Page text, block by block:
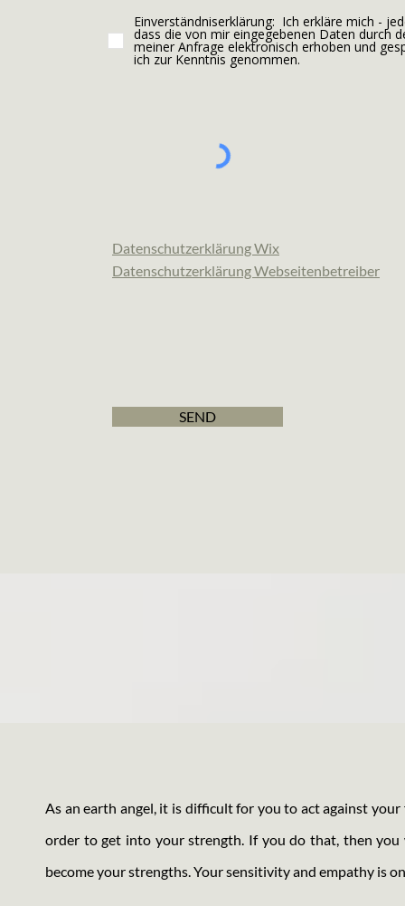
Einverständniserklärung: ​ Ich erkläre mich -
dass die von mir eingegebenen Daten durch
meiner Anfrage elektronisch erhoben und
ich zur Kenntnis genommen. ​
Datenschutzerklärung Wix
Datenschutzerklärung Webseitenbetreiber
SEND
As an earth angel, it is difficult for you to act against
order to get into your strength. If you do that, then you
become your strengths. Your sensitivity and empathy is